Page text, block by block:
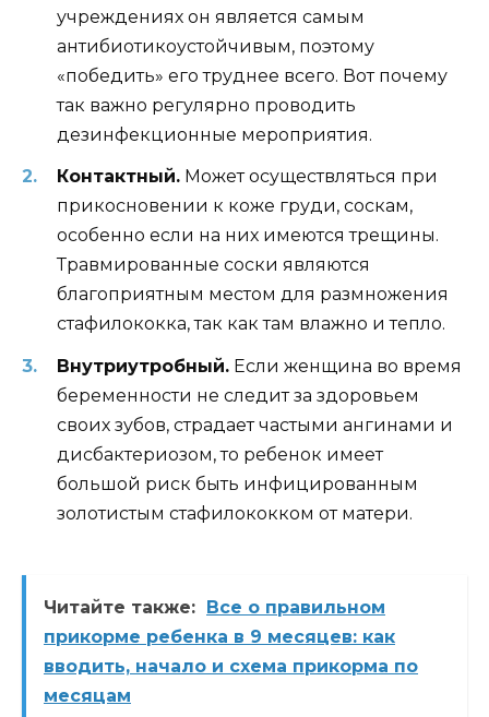
учреждениях он является самым
антибиотикоустойчивым, поэтому
«победить» его труднее всего. Вот почему
так важно регулярно проводить
дезинфекционные мероприятия.
Контактный. Может осуществляться при
прикосновении к коже груди, соскам,
особенно если на них имеются трещины.
Травмированные соски являются
благоприятным местом для размножения
стафилококка, так как там влажно и тепло.
Внутриутробный. Если женщина во время
беременности не следит за здоровьем
своих зубов, страдает частыми ангинами и
дисбактериозом, то ребенок имеет
большой риск быть инфицированным
золотистым стафилококком от матери.
Читайте также: Все о правильном
прикорме ребенка в 9 месяцев: как
вводить, начало и схема прикорма по
месяцам